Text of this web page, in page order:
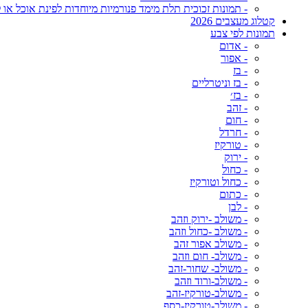
- תמונות זכוכית תלת מימד פנורמיות מיוחדות לפינת אוכל או
קטלוג מעצבים 2026
תמונות לפי צבע
- אדום
- אפור
- בז
- בז וניטרליים
- בז׳
- זהב
- חום
- חרדל
- טורקיז
- ירוק
- כחול
- כחול וטורקיז
- כתום
- לבן
- משולב -ירוק וזהב
- משולב -כחול וזהב
- משולב אפור זהב
- משולב- חום וזהב
- משולב- שחור-זהב
- משולב-ורוד וזהב
- משולב-טורקיז-זהב
- משולב-טורקיז-כסף